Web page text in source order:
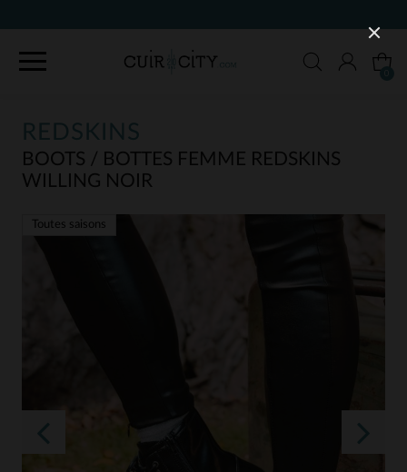
REDSKINS
BOOTS / BOTTES FEMME REDSKINS
WILLING NOIR
Toutes saisons